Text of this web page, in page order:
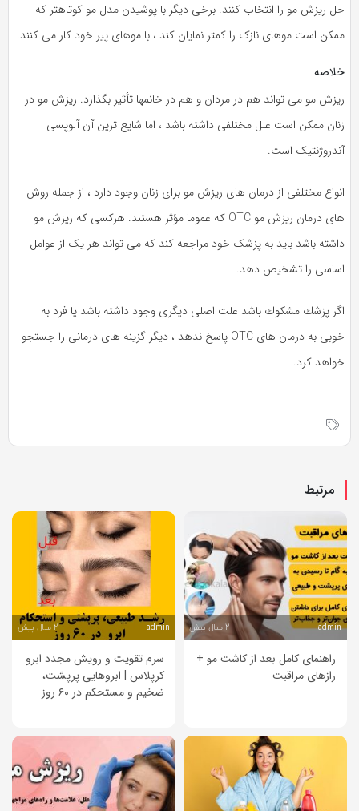
حل ریزش مو را انتخاب کنند. برخی دیگر با پوشیدن مدل مو کوتاهتر که
ممکن است موهای نازک را کمتر نمایان کند ، با موهای پیر خود کار می کنند.
خلاصه
ریزش مو می تواند هم در مردان و هم در خانمها تأثیر بگذارد. ریزش مو در
زنان ممکن است علل مختلفی داشته باشد ، اما شایع ترین آن آلوپسی
آندروژنتیک است.
انواع مختلفی از درمان های ریزش مو برای زنان وجود دارد ، از جمله روش
های درمان ریزش مو OTC که عموما مؤثر هستند. هرکسی که ریزش مو
داشته باشد باید به پزشک خود مراجعه کند که می تواند هر یک از عوامل
اساسی را تشخیص دهد.
اگر پزشك مشكوك باشد علت اصلی دیگری وجود داشته باشد یا فرد به
خوبی به درمان های OTC پاسخ ندهد ، دیگر گزینه های درمانی را جستجو
خواهد كرد.
مرتبط
admin 2 سال پیش
راهنمای کامل بعد از کاشت مو +
رازهای مراقبت
admin 2 سال پیش
سرم تقویت و رویش مجدد ابرو
کرپلاس | ابروهایی پرپشت،
ضخیم و مستحکم در ۶۰ روز